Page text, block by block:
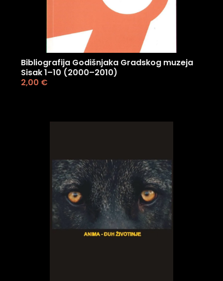
Bibliografija Godišnjaka Gradskog muzeja
Sisak 1–10 (2000–2010)
2,00 €